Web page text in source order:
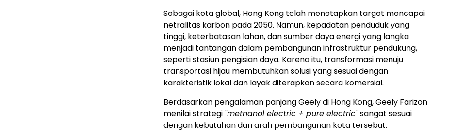
Sebagai kota global, Hong Kong telah menetapkan target mencapai
netralitas karbon pada 2050. Namun, kepadatan penduduk yang
tinggi, keterbatasan lahan, dan sumber daya energi yang langka
menjadi tantangan dalam pembangunan infrastruktur pendukung,
seperti stasiun pengisian daya. Karena itu, transformasi menuju
transportasi hijau membutuhkan solusi yang sesuai dengan
karakteristik lokal dan layak diterapkan secara komersial.
Berdasarkan pengalaman panjang Geely di Hong Kong, Geely Farizon
menilai strategi "methanol electric + pure electric"sangat sesuai
dengan kebutuhan dan arah pembangunan kota tersebut.